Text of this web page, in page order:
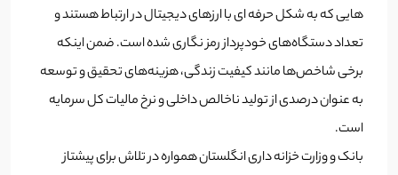
هایی که به شکل حرفه ای با ارزهای دیجیتال در ارتباط هستند و
تعداد دستگاه‌های خودپرداز رمز نگاری شده است. ضمن اینکه
برخی شاخص‌ها مانند کیفیت زندگی، هزینه‌های تحقیق و توسعه
به عنوان درصدی از تولید ناخالص داخلی و نرخ مالیات کل سرمایه
است.
بانک و وزارت خزانه داری انگلستان همواره در تلاش برای پیشتاز